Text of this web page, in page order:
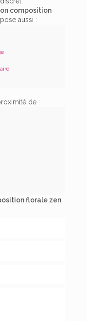
composition
aussi :
de :
florale zen